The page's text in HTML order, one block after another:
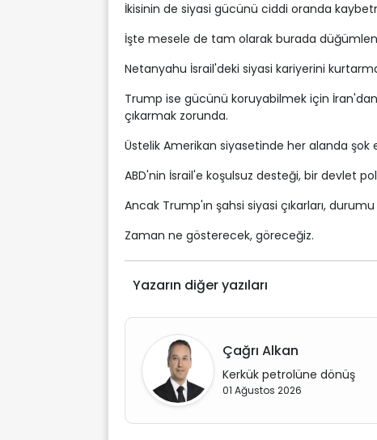
İkisinin de siyasi gücünü ciddi oranda
İşte mesele de tam olarak burada
Netanyahu İsrail'deki siyasi kariyerini
Trump ise gücünü koruyabilmek için
çıkarmak zorunda.
Üstelik Amerikan siyasetinde her alanda şok
ABD'nin İsrail'e koşulsuz desteği, bir devlet
Ancak Trump'ın şahsi siyasi çıkarları,
Zaman ne gösterecek, göreceğiz.
Yazarın diğer yazıları
Çağrı Alkan
Kerkük petrolüne dönüş
01 Ağustos 2026